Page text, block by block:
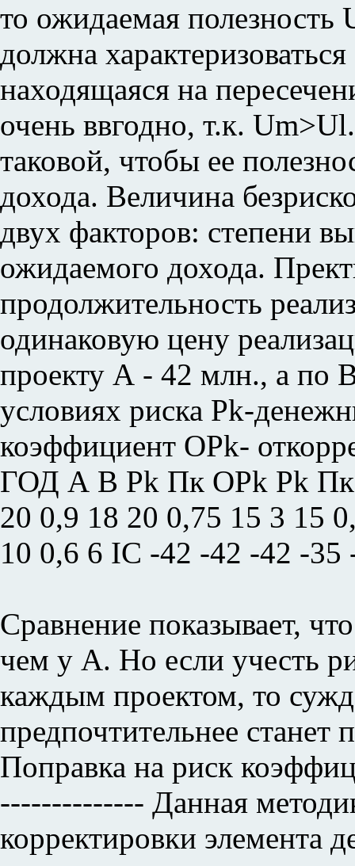
то ожидаемая полезность
должна
находящаяся на
очень ввгодно, т.к.
таковой, чтобы ее
дохода. Величина
двух факторов: степени
ожидаемого дохода.
продолжительность
одинаковую цену
проекту А - 42 млн., а по
условиях риска Pk-
коэффициент OPk-
ГОД А В Pk Пк ОPk Pk Пк
20 0,9 18 20 0,75 15 3 15
10 0,6 6 IC -42 -42 -42 -
Сравнение показывает,
чем у А. Но если учесть
каждым проектом, то
предпочтительнее
Поправка на риск
-------------- Данная
корректировки элемента